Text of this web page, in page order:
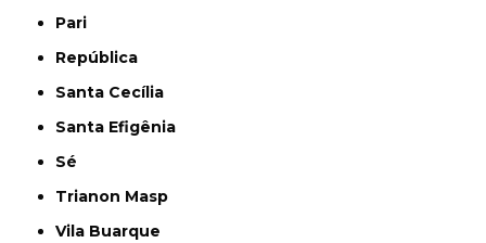
Pari
República
Santa Cecília
Santa Efigênia
Sé
Trianon Masp
Vila Buarque